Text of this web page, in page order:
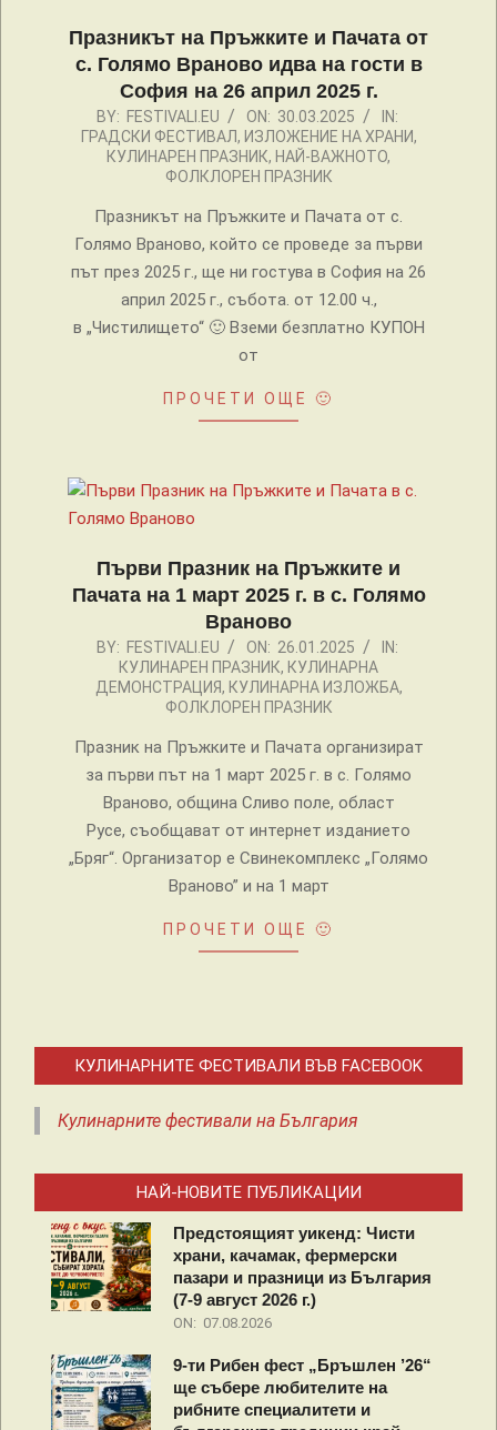
Празникът на Пръжките и Пачата от
с. Голямо Враново идва на гости в
София на 26 април 2025 г.
2025-
03-
BY: FESTIVALI.EU ON: 30.03.2025
IN:
ГРАДСКИ ФЕСТИВАЛ, ИЗЛОЖЕНИЕ НА ХРАНИ,
КУЛИНАРЕН ПРАЗНИК, НАЙ-ВАЖНОТО,
ФОЛКЛОРЕН ПРАЗНИК
Празникът на Пръжките и Пачата от с.
Голямо Враново, който се проведе за първи
път през 2025 г., ще ни гостува в София на 26
април 2025 г., събота. от 12.00 ч.,
в „Чистилището“ 🙂 Вземи безплатно КУПОН
от
ПРОЧЕТИ ОЩЕ 🙂
Първи Празник на Пръжките и
Пачата на 1 март 2025 г. в с. Голямо
Враново
2025-BY: FESTIVALI.EU ON: 26.01.2025
IN:
КУЛИНАРЕН ПРАЗНИК, КУЛИНАРНА
ДЕМОНСТРАЦИЯ, КУЛИНАРНА ИЗЛОЖБА,
ФОЛКЛОРЕН ПРАЗНИК
Празник на Пръжките и Пачата организират
за първи път на 1 март 2025 г. в с. Голямо
Враново, община Сливо поле, област
Русе, съобщават от интернет изданието
„Бряг“. Организатор е Свинекомплекс „Голямо
Враново” и на 1 март
ПРОЧЕТИ ОЩЕ 🙂
КУЛИНАРНИТЕ ФЕСТИВАЛИ ВЪВ FACEBOOK
Кулинарните фестивали на България
НАЙ-НОВИТЕ ПУБЛИКАЦИИ
Предстоящият уикенд: Чисти
храни, качамак, фермерски
пазари и празници из България
(7-9 август 2026 г.)
ON: 07.08.2026
9-ти Рибен фест „Бръшлен ’26“
ще събере любителите на
рибните специалитети и